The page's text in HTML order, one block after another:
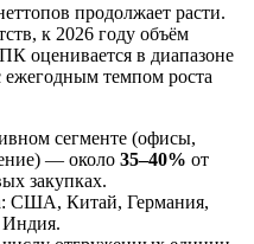
продолжает расти.
к 2026 году объём
оценивается в диапазоне
ежегодным темпом роста
сегменте (офисы,
— около 35–40% от
закупках.
США, Китай, Германия,
Индия.